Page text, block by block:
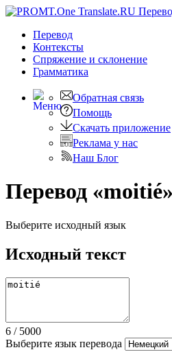
Перевод
Контексты
Спряжение и склонение
Грамматика
Обратная связь
Помощь
Скачать приложение
Реклама у нас
Наш Блог
Перевод
Выберите исходный язык
Исходный текст
6 / 5000
Выберите язык перевода